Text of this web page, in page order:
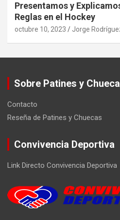
Presentamos y
Reglas en el Hockey
octubre 10, 2023 Jorge
Sobre Patines y
Contacto
Reseña de Patines y Chuecas
Convivencia Deportiva
Link Directo Convivencia Deportiva